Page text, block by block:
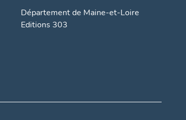
Département de Maine-et-Loire
Editions 303